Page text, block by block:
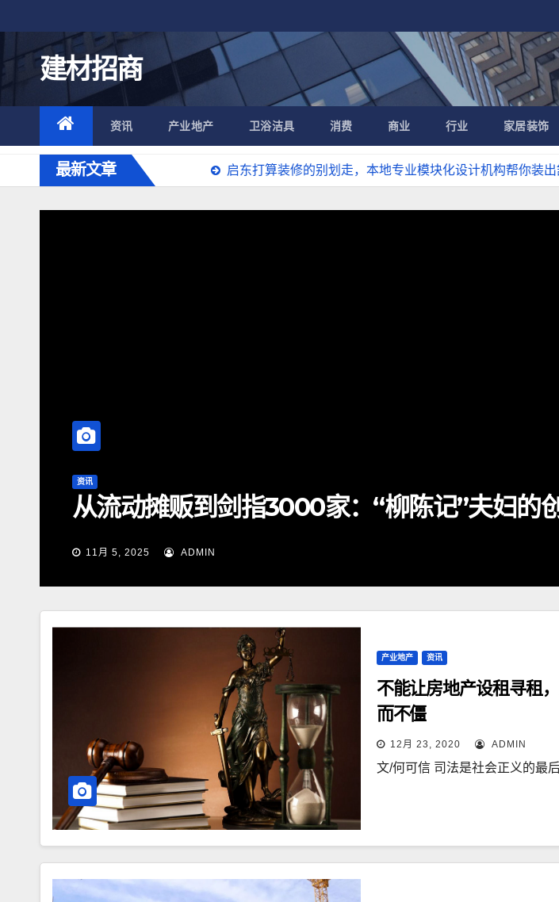
至
内
容
建材招商
资讯 产业地产 卫浴洁具 消费 商业 行业 家居装饰
最新文章
国制造的真正转折点 启东打算装修的别划走，本地专业模块化设计机构帮你装出舒适好家
资讯
奢悦全屋定制招商政策解读：店面面积和城市
哪些要求
7月 31, 2026 ADMIN
产业地产 资讯
不能让房地产设租寻租
而不僵
12月 23, 2020 ADMIN
文/何可信 司法是社会正义的最